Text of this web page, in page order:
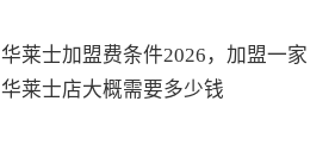
华莱士加盟费条件2026，加盟一家
华莱士店大概需要多少钱